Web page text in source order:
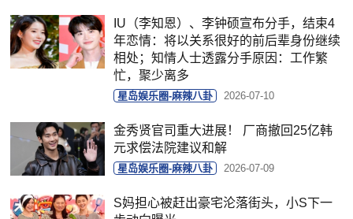
IU（李知恩）、李钟硕宣布分手，结束4
年恋情：将以关系很好的前后辈身份继续
相处；知情人士透露分手原因：工作繁
忙，聚少离多
星岛娱乐圈-麻辣八卦 2026-07-10
金秀贤官司重大进展！ 厂商撤回25亿韩
元求偿法院建议和解
星岛娱乐圈-麻辣八卦 2026-07-09
S妈担心被赶出豪宅沦落街头，小S下一